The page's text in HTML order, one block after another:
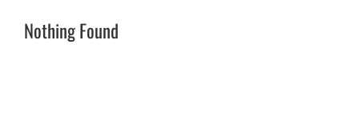
Nothing Found